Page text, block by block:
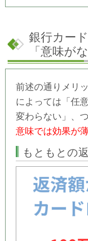
銀行カー
「意味が
前述の通りメリ
によっては「任
変わらない」、
意味では効果が薄
もともとの